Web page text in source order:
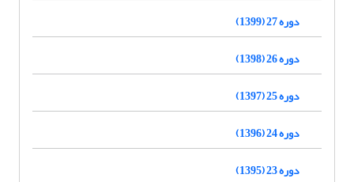
دوره 27 (1399)
دوره 26 (1398)
دوره 25 (1397)
دوره 24 (1396)
دوره 23 (1395)